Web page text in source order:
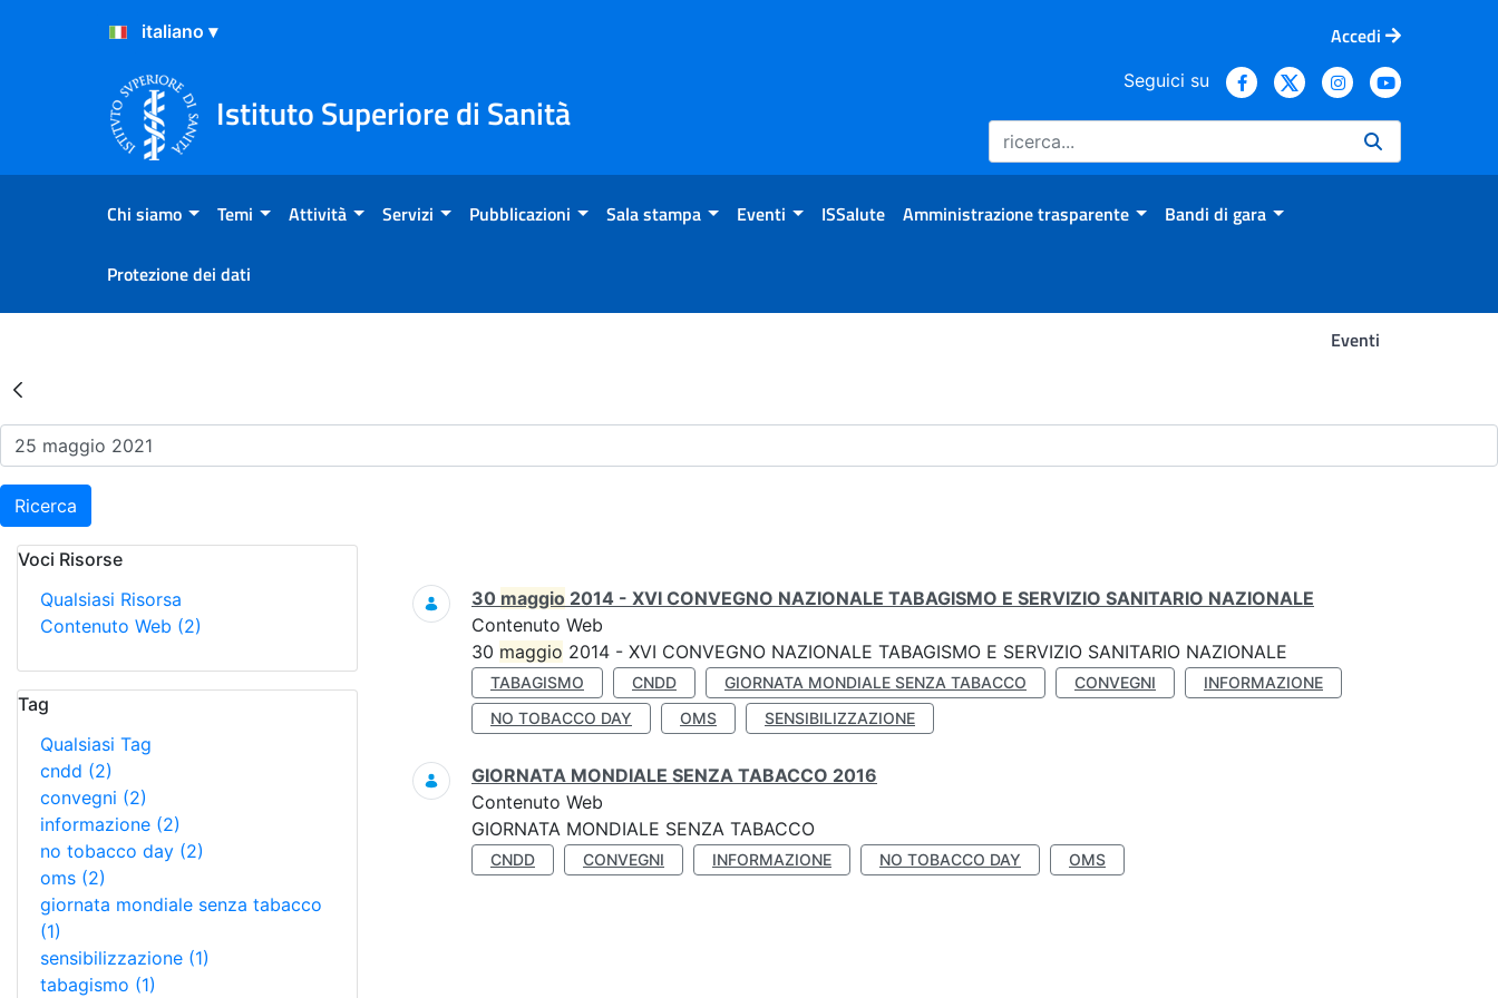
Salta al Contenuto
Salta al Footer
Accedi
Istituto Superiore di Sanità
Seguici su
Chi siamo Temi Attività Servizi Pubblicazioni Sala stampa Eventi ISSalute Amministrazione trasparente Bandi di gara
Protezione dei dati
Eventi
Risultati della Ricerca - Eventi
Ricerca
Voci Risorse
Qualsiasi Risorsa
Contenuto Web (2)
Tag
Qualsiasi Tag
cndd (2)
convegni (2)
informazione (2)
no tobacco day (2)
oms (2)
giornata mondiale senza tabacco
(1)
sensibilizzazione (1)
tabagismo (1)
Ricerca
30 maggio 2014 - XVI CONVEGNO NAZIONALE TABAGISMO E SERVIZIO SANITARIO NAZIONALE
Contenuto Web
30 maggio 2014 - XVI CONVEGNO NAZIONALE TABAGISMO E SERVIZIO SANITARIO NAZIONALE
TABAGISMO CNDD GIORNATA MONDIALE SENZA TABACCO CONVEGNI
INFORMAZIONE
NO TOBACCO DAY
OMS SENSIBILIZZAZIONE
GIORNATA MONDIALE SENZA TABACCO 2016
Contenuto Web
GIORNATA MONDIALE SENZA TABACCO
CNDD CONVEGNI INFORMAZIONE NO TOBACCO DAY OMS